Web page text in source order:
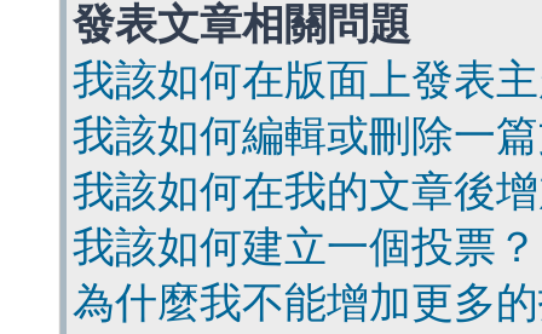
發表文章相關問題
我該如何在版面上發表
我該如何編輯或刪除一
我該如何在我的文章後
我該如何建立一個投票？
為什麼我不能增加更多